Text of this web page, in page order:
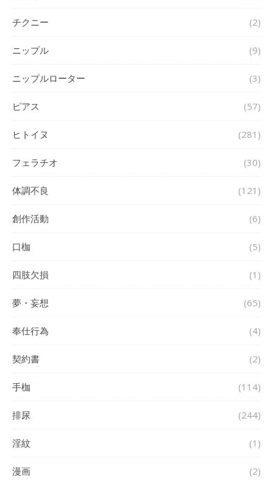
チクニー (2)
ニップル (9)
ニップルローター (3)
ピアス (57)
ヒトイヌ (281)
フェラチオ (30)
体調不良 (121)
創作活動 (6)
口枷 (5)
四肢欠損 (1)
夢・妄想 (65)
奉仕行為 (4)
契約書 (2)
手枷 (114)
排尿 (244)
淫紋 (1)
漫画 (2)